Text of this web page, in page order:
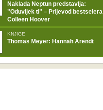
Naklada Neptun predstavlja:
"Oduvijek ti" – Prijevod bestselera
Colleen Hoover
KNJIGE
Thomas Meyer: Hannah Arendt